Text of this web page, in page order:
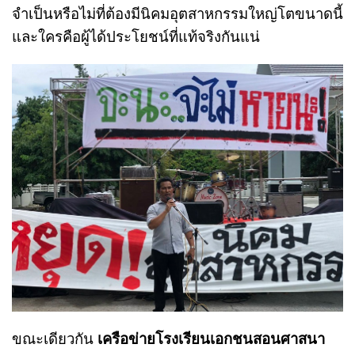
จำเป็นหรือไม่ที่ต้องมีนิคมอุตสาหกรรมใหญ่โตขนาดนี้
และใครคือผู้ได้ประโยชน์ที่แท้จริงกันแน่
ขณะเดียวกัน เครือข่ายโรงเรียนเอกชนสอนศาสนา